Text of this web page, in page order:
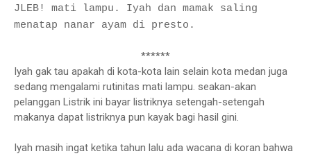
JLEB! mati lampu. Iyah dan mamak saling
menatap nanar ayam di presto.
******
Iyah gak tau apakah di kota-kota lain selain kota medan juga
sedang mengalami rutinitas mati lampu. seakan-akan
pelanggan Listrik ini bayar listriknya setengah-setengah
makanya dapat listriknya pun kayak bagi hasil gini.
Iyah masih ingat ketika tahun lalu ada wacana di koran bahwa